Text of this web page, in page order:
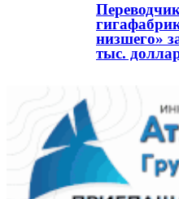
низшего»
тыс.